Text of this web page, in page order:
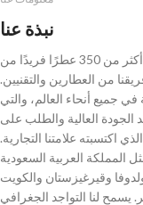
نبذة عنا
على مدار سنوات من العمل الناجح، قمنا بتطوير أكثر من 350 عطرًا فريدًا من
من العطارين والتقنيين.
التجارية في جميع أنحاء العالم، والتي
الجودة العالية والطلب على
اكتسبته علامتنا التجارية.
المملكة العربية السعودية
وقيرغيزستان والكويت
يسمح لنا التواجد الجغرافي